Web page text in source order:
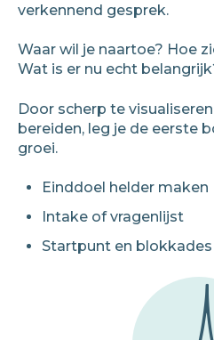
verkennend gesprek.
Waar wil je naartoe? Hoe
Wat is er nu echt
Door scherp te
bereiden, leg je de eerste
groei.
Einddoel helder maken
Intake of vragenlijst
Startpunt en blokkades